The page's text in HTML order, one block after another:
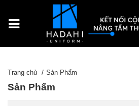
Trang chủ Sản Phẩm
Sản Phẩm